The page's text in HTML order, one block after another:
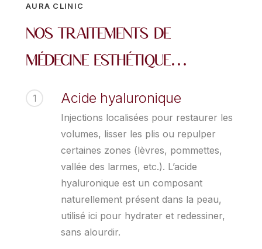
AURA CLINIC
Nos traitements de
médecine esthétique…
1 Acide hyaluronique
Injections localisées pour restaurer les
volumes, lisser les plis ou repulper
certaines zones (lèvres, pommettes,
vallée des larmes, etc.). L’acide
hyaluronique est un composant
naturellement présent dans la peau,
utilisé ici pour hydrater et redessiner,
sans alourdir.